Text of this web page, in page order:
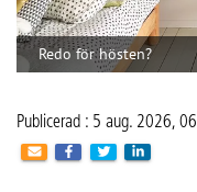
Så skapar du ett
hem. Badkläder och
träningskläder och